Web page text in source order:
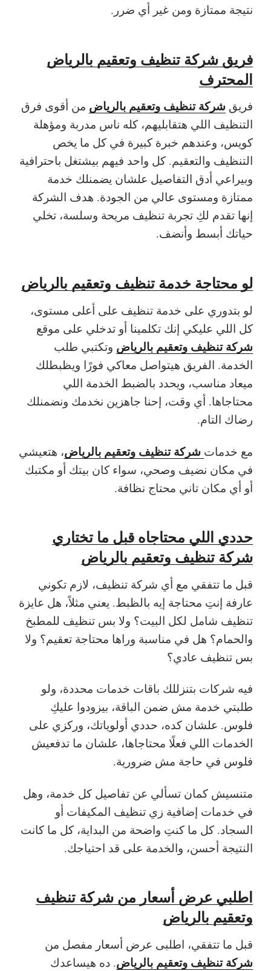
نتيجة ممتازة ومن غير أي ضرر.
فريق شركة تنظيف وتعقيم بالرياض
المحترف
فريق شركة تنظيف وتعقيم بالرياض من أقوى فرق
التنظيف اللي هتقابليهم، كله ناس مدربة ومؤهلة
كويس، وعندهم خبرة كبيرة في كل ما يخص
التنظيف والتعقيم. كل واحد فيهم بيشتغل باحترافية
وبيراعي أدق التفاصيل علشان يضمنلك خدمة
ممتازة ومستوى عالي من الجودة. هدف الشركة
إنها تقدم لكِ تجربة تنظيف مريحة وسلسة، تخلي
حياتك أبسط وأنضف.
لو محتاجة خدمة تنظيف وتعقيم بالرياض
لو بتدوري على خدمة تنظيف على أعلى مستوى،
كل اللي عليكي إنك تكلمينا أو تدخلي على موقع
شركة تنظيف وتعقيم بالرياض وتكتبي طلب
الخدمة. الفريق هيتواصل معاكي فورًا ويظبطلك
ميعاد مناسب، ويحدد بالضبط الخدمة اللي
محتاجاها. أي وقت، إحنا جاهزين نخدمك ونضمنلك
رضاك التام.
مع خدمات شركة تنظيف وتعقيم بالرياض، هتعيشي
في مكان نضيف وصحي، سواء كان بيتك أو مكتبك
أو أي مكان تاني محتاج نظافة.
حددي اللي محتاجاه قبل ما تختاري
شركة تنظيف وتعقيم بالرياض
قبل ما تتفقي مع أي شركة تنظيف، لازم تكوني
عارفة إنتِ محتاجة إيه بالظبط. يعني مثلاً، هل عايزة
تنظيف شامل لكل البيت؟ ولا بس تنظيف للمطبخ
والحمام؟ هل في مناسبة وراها محتاجة تعقيم؟ ولا
بس تنظيف عادي؟
فيه شركات بتنزللك باقات خدمات محددة، ولو
طلبتي خدمة مش ضمن الباقة، بيزودوا عليكِ
فلوس. علشان كده، حددي أولوياتك، وركزي على
الخدمات اللي فعلًا محتاجاها، علشان ما تدفعيش
فلوس في حاجة مش ضرورية.
متنسيش كمان تسألي عن تفاصيل كل خدمة، وهل
في خدمات إضافية زي تنظيف المكيفات أو
السجاد. كل ما كنتِ واضحة من البداية، كل ما كانت
النتيجة أحسن، والخدمة على قد احتياجك.
اطلبي عرض أسعار من شركة تنظيف
وتعقيم بالرياض
قبل ما تتفقي، اطلبى عرض أسعار مفصل من
شركة تنظيف وتعقيم بالرياض. ده هيساعدك